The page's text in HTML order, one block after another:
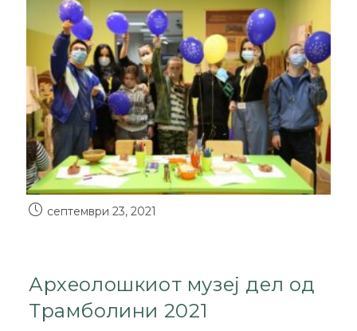
септември 23, 2021
Археолошкиот музеј дел од
Трамболини 2021